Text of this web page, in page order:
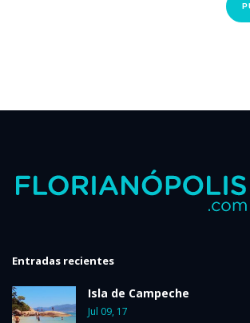
Entradas recientes
Isla de Campeche
Jul 09, 17